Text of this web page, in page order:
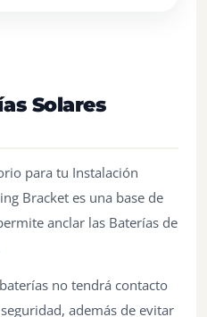
Solares
para tu Instalación
Bracket es una base de
anclar las Baterías de
no tendrá contacto
además de evitar